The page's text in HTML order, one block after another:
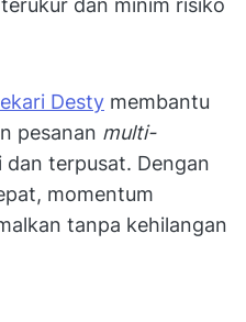
dan minim risiko
Desty membantu
pesanan multi-
terpusat. Dengan
momentum
tanpa kehilangan